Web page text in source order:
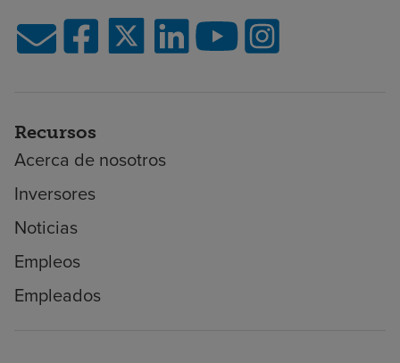
Recursos
Acerca de nosotros
Inversores
Noticias
Empleos
Empleados